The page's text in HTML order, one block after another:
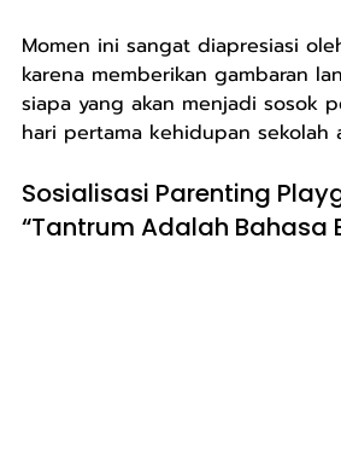
Momen ini sangat diapresiasi
karena memberikan gambaran
siapa yang akan menjadi sosok
hari pertama kehidupan sekolah
Sosialisasi Parenting
“Tantrum Adalah Bahasa